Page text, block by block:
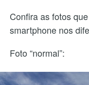
Confira as fotos
smartphone nos
Foto “normal”: